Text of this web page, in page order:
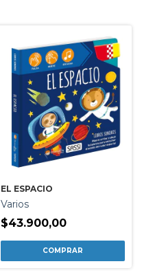
EL ESPACIO
Varios
$43.900,00